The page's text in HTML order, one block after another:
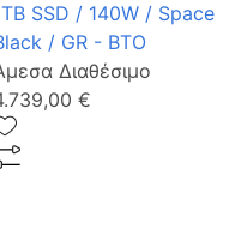
SSD / 140W / Space
/ GR - BTO
Διαθέσιμο
€